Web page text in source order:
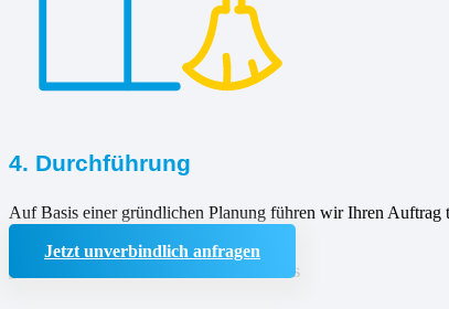
4. Durchführung
Auf Basis einer gründlichen Planung führen wir Ihren Auftrag
Jetzt unverbindlich anfragen